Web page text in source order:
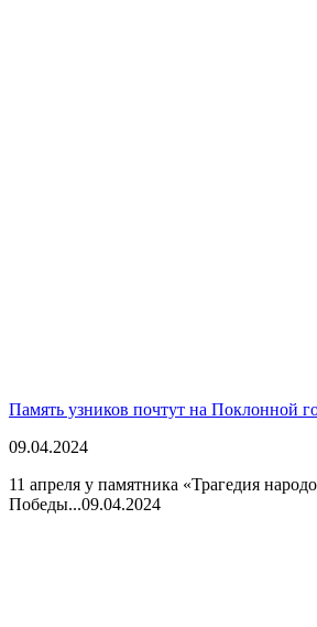
Память узников почтут на Поклонной
09.04.2024
11 апреля у памятника «Трагедия
Победы...09.04.2024